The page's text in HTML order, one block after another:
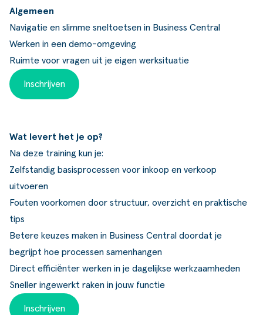
Algemeen
Navigatie en slimme sneltoetsen in Business Central
Werken in een demo-omgeving
Ruimte voor vragen uit je eigen werksituatie
Inschrijven
Wat levert het je op?
Na deze training kun je:
Zelfstandig basisprocessen voor inkoop en verkoop
uitvoeren
Fouten voorkomen door structuur, overzicht en praktische
tips
Betere keuzes maken in Business Central doordat je
begrijpt hoe processen samenhangen
Direct efficiënter werken in je dagelijkse werkzaamheden
Sneller ingewerkt raken in jouw functie
Inschrijven